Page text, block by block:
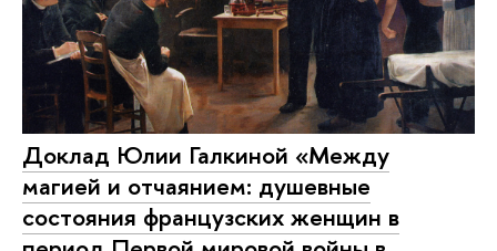
Доклад Юлии Галкиной «Между
магией и отчаянием: душевные
состояния французских женщин в